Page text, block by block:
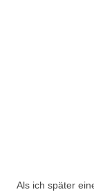
Als ich später